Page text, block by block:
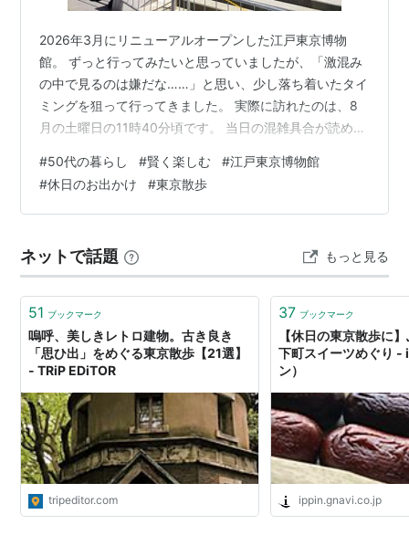
2026年3月にリニューアルオープンした江戸東京博物
館。 ずっと行ってみたいと思っていましたが、「激混み
の中で見るのは嫌だな……」と思い、少し落ち着いたタイ
ミングを狙って行ってきました。 実際に訪れたのは、8
月の土曜日の11時40分頃です。 当日の混雑具合が読めな
ケットを購入しておきました。 オンラインチケットを買
っておけば、当日にチケット売り場へ並ぶ必要がなく、
直接展示会場へ入場できます。 いざ到着してみると、館
チケット売り場には30〜40人ほどの列ができていたの
で、当日購入だと多少の待ち時…
#50代の暮らし #賢く楽しむ #江戸東京博物館
#休日のお出かけ #東京散歩
ネットで話題 もっと見る
51 ブックマーク
嗚呼、美しきレトロ建物。古き良き
「思ひ出」をめぐる東京散歩【21選】
- TRiP EDiTOR
tripeditor.com
37 ブックマーク
【休日の東京散歩に
下町スイーツめぐり
ン）
ippin.gnavi.co.jp